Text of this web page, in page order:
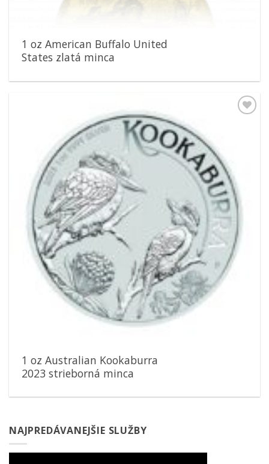
1 oz American Buffalo United
States zlatá minca
1 oz Australian Kookaburra
2023 strieborná minca
NAJPREDÁVANEJŠIE SLUŽBY